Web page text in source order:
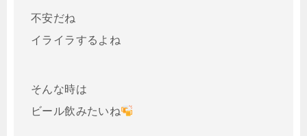
不安だね
イライラするよね
そんな時は
ビール飲みたいね